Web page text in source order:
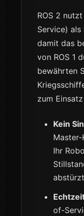
ROS 2
Service)
damit das
von ROS 1
bewährten
zum
Kein
Master-
Ihr
of-